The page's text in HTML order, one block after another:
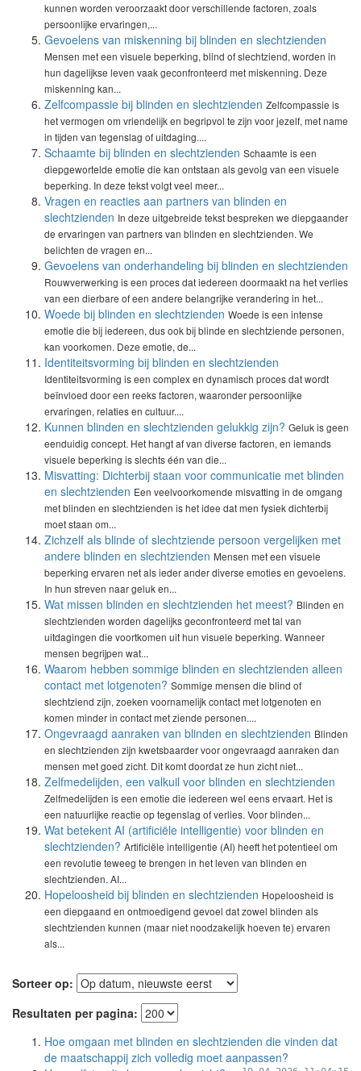
kunnen worden veroorzaakt door verschillende factoren, zoals
persoonlijke ervaringen,...
Gevoelens van miskenning bij blinden en slechtzienden
Mensen met een visuele beperking, blind of slechtziend, worden in
hun dagelijkse leven vaak geconfronteerd met miskenning. Deze
miskenning kan...
Zelfcompassie bij blinden en slechtzienden Zelfcompassie is
het vermogen om vriendelijk en begripvol te zijn voor jezelf, met name
in tijden van tegenslag of uitdaging....
Schaamte bij blinden en slechtzienden Schaamte is een
diepgewortelde emotie die kan ontstaan als gevolg van een visuele
beperking. In deze tekst volgt veel meer...
Vragen en reacties aan partners van blinden en
slechtzienden In deze uitgebreide tekst bespreken we diepgaander
de ervaringen van partners van blinden en slechtzienden. We
belichten de vragen en...
Gevoelens van onderhandeling bij blinden en slechtzienden
Rouwverwerking is een proces dat iedereen doormaakt na het verlies
van een dierbare of een andere belangrijke verandering in het...
Woede bij blinden en slechtzienden Woede is een intense
emotie die bij iedereen, dus ook bij blinde en slechtziende personen,
kan voorkomen. Deze emotie, de...
Identiteitsvorming bij blinden en slechtzienden
Identiteitsvorming is een complex en dynamisch proces dat wordt
beïnvloed door een reeks factoren, waaronder persoonlijke
ervaringen, relaties en cultuur....
Kunnen blinden en slechtzienden gelukkig zijn? Geluk is geen
eenduidig concept. Het hangt af van diverse factoren, en iemands
visuele beperking is slechts één van die...
Misvatting: Dichterbij staan voor communicatie met blinden
en slechtzienden Een veelvoorkomende misvatting in de omgang
met blinden en slechtzienden is het idee dat men fysiek dichterbij
moet staan om...
Zichzelf als blinde of slechtziende persoon vergelijken met
andere blinden en slechtzienden Mensen met een visuele
beperking ervaren net als ieder ander diverse emoties en gevoelens.
In hun streven naar geluk en...
Wat missen blinden en slechtzienden het meest? Blinden en
slechtzienden worden dagelijks geconfronteerd met tal van
uitdagingen die voortkomen uit hun visuele beperking. Wanneer
mensen begrijpen wat...
Waarom hebben sommige blinden en slechtzienden alleen
contact met lotgenoten? Sommige mensen die blind of
slechtziend zijn, zoeken voornamelijk contact met lotgenoten en
komen minder in contact met ziende personen....
Ongevraagd aanraken van blinden en slechtzienden Blinden
en slechtzienden zijn kwetsbaarder voor ongevraagd aanraken dan
mensen met goed zicht. Dit komt doordat ze hun zicht niet...
Zelfmedelijden, een valkuil voor blinden en slechtzienden
Zelfmedelijden is een emotie die iedereen wel eens ervaart. Het is
een natuurlijke reactie op tegenslag of verlies. Voor blinden...
Wat betekent AI (artificiële intelligentie) voor blinden en
slechtzienden? Artificiële intelligentie (AI) heeft het potentieel om
een revolutie teweeg te brengen in het leven van blinden en
slechtzienden. AI...
Hopeloosheid bij blinden en slechtzienden Hopeloosheid is
een diepgaand en ontmoedigend gevoel dat zowel blinden als
slechtzienden kunnen (maar niet noodzakelijk hoeven te) ervaren
als...
Sorteer op:
Resultaten per pagina:
Hoe omgaan met blinden en slechtzienden die vinden dat
de maatschappij zich volledig moet aanpassen?